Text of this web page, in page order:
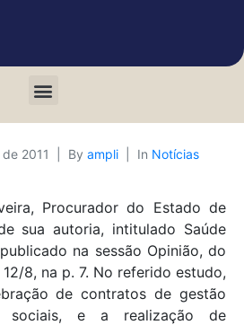
2011 By ampli In Notícias
Procurador do Estado de
sua autoria, intitulado Saúde
na sessão Opinião, do
12/8, na p. 7. No referido estudo,
de contratos de gestão
sociais, e a realização de